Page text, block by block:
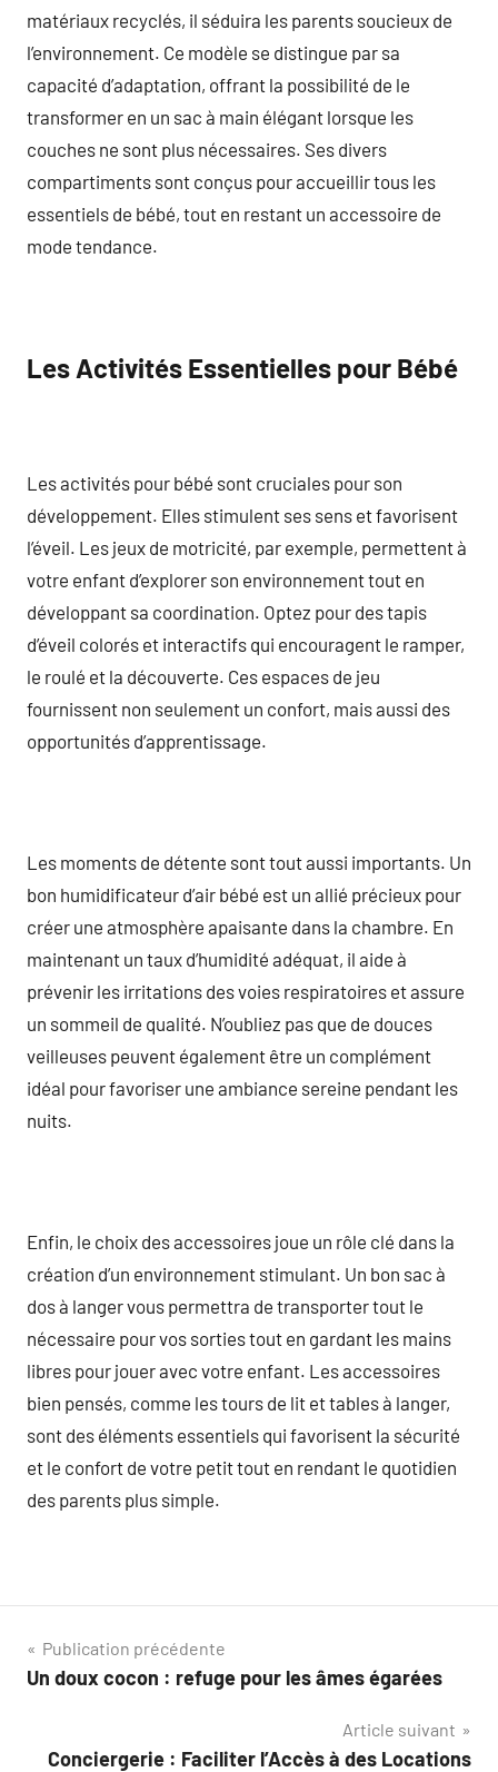
matériaux recyclés, il séduira les parents soucieux de
l’environnement. Ce modèle se distingue par sa
capacité d’adaptation, offrant la possibilité de le
transformer en un sac à main élégant lorsque les
couches ne sont plus nécessaires. Ses divers
compartiments sont conçus pour accueillir tous les
essentiels de bébé, tout en restant un accessoire de
mode tendance.
Les Activités Essentielles pour Bébé
Les activités pour bébé sont cruciales pour son
développement. Elles stimulent ses sens et favorisent
l’éveil. Les jeux de motricité, par exemple, permettent à
votre enfant d’explorer son environnement tout en
développant sa coordination. Optez pour des tapis
d’éveil colorés et interactifs qui encouragent le ramper,
le roulé et la découverte. Ces espaces de jeu
fournissent non seulement un confort, mais aussi des
opportunités d’apprentissage.
Les moments de détente sont tout aussi importants. Un
bon humidificateur d’air bébé est un allié précieux pour
créer une atmosphère apaisante dans la chambre. En
maintenant un taux d’humidité adéquat, il aide à
prévenir les irritations des voies respiratoires et assure
un sommeil de qualité. N’oubliez pas que de douces
veilleuses peuvent également être un complément
idéal pour favoriser une ambiance sereine pendant les
nuits.
Enfin, le choix des accessoires joue un rôle clé dans la
création d’un environnement stimulant. Un bon sac à
dos à langer vous permettra de transporter tout le
nécessaire pour vos sorties tout en gardant les mains
libres pour jouer avec votre enfant. Les accessoires
bien pensés, comme les tours de lit et tables à langer,
sont des éléments essentiels qui favorisent la sécurité
et le confort de votre petit tout en rendant le quotidien
des parents plus simple.
Navigation
de
Publication précédente
Un doux cocon : refuge pour les âmes égarées
Article suivant
Conciergerie : Faciliter l’Accès à des Locations